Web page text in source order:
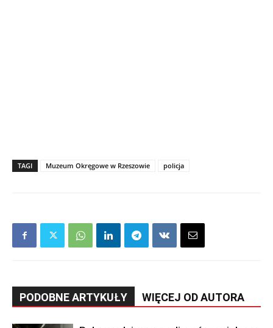
TAGI Muzeum Okręgowe w Rzeszowie policja
PODOBNE ARTYKUŁY WIĘCEJ OD AUTORA